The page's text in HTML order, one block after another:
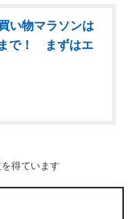
い物マラソンは
で！ まずはエ
得ています